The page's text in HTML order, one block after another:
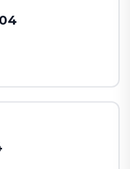
kapsamında
nasıl